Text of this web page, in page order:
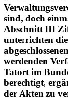
Erlauben Sie
sind, doch
Abschnitt III
unterrichten
werdenden
Tatort im
berechtigt,